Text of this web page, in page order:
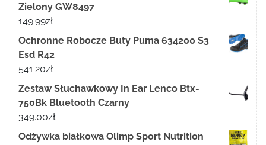
Zielony GW8497
149.99zł
Ochronne Robocze Buty Puma 634200 S3
Esd R42
541.20zł
Zestaw Słuchawkowy In Ear Lenco Btx-
750Bk Bluetooth Czarny
349.00zł
Odżywka białkowa Olimp Sport Nutrition